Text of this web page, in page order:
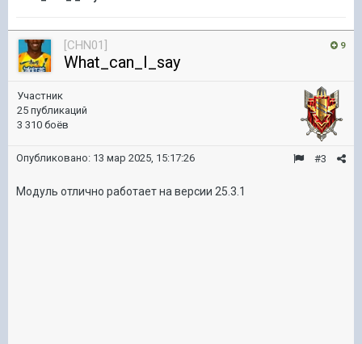
9
[CHN01]
What_can_I_say
Участник
25 публикаций
3 310 боёв
#3
Опубликовано: 13 мар 2025, 15:17:26
Модуль отлично работает на версии 25.3.1